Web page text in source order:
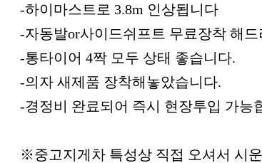
-하이마스트로 3.8m 인상됩니다
-자동발or사이드쉬프트 무료장착 해
-통타이어 4짝 모두 상태 좋습니다.
-의자 새제품 장착해놓았습니다.
-경정비 완료되어 즉시 현장투입 가능
※중고지게차 특성상 직접 오셔서 시